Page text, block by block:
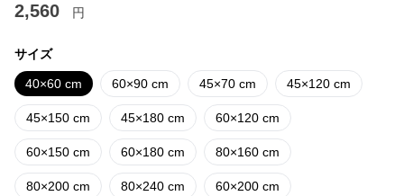
2,560 円
サイズ
40×60 cm 60×90 cm 45×70 cm 45×120 cm
45×150 cm 45×180 cm 60×120 cm
60×150 cm 60×180 cm 80×160 cm
80×200 cm 80×240 cm 60×200 cm